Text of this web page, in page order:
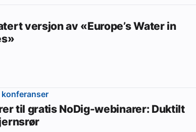
versjon av «Europe’s Water in
til gratis NoDig-webinarer: Duktilt